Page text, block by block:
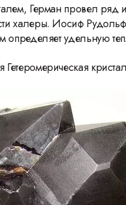
Герман провел ряд
халеры. Иосиф
определяет удельную